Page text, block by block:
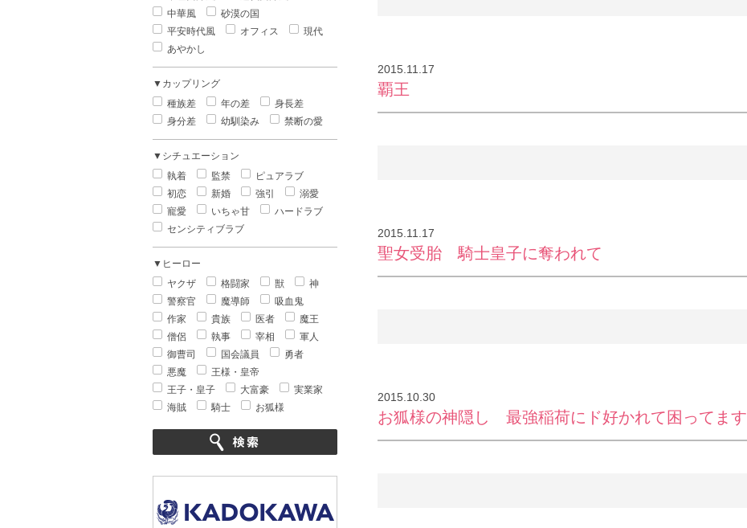
中華風
砂漠の国
平安時代風
オフィス
現代
あやかし
▼カップリング
種族差
年の差
身長差
身分差
幼馴染み 禁断の愛
▼シチュエーション
執着
監禁
ピュアラブ
初恋
新婚 強引
溺愛
寵愛
いちゃ甘
ハードラブ
センシティブラブ
▼ヒーロー
ヤクザ
格闘家 獣
神
警察官
魔導師
吸血鬼
作家
貴族 医者
魔王
僧侶
執事 宰相
軍人
御曹司
国会議員
勇者
悪魔
王様・皇帝
王子・皇子
大富豪
実業家
海賊
騎士 お狐様
2015.11.17
覇王
2015.11.17
聖女受胎 騎士皇子に奪われて
2015.10.30
お狐様の神隠し 最強稲荷にド好かれて困ってます